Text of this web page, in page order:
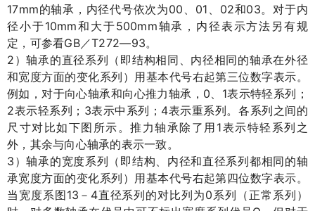
17mm的轴承，内径代号依次为00 01 02和03。对于内
径小于10mm和大于500mm轴承，内径表示方法另有规
定，可参看GB／T272—93。
2 ）轴承的直径系列（即结构相同、内径相同的轴承在外径
和宽度方面的变化系列）用基本代号右起第三位数字表示。
例如，对于向心轴承和向心推力轴承， 0 1表示特轻系列；
2表示轻系列； 3表示中系列； 4表示重系列。各系列之间的
尺寸对比如下图所示。推力轴承除了用 1表示特轻系列之
外，其余与向心轴承的表示一致。
3 ）轴承的宽度系列（即结构、内径和直径系列都相同的轴
承宽度方面的变化系列）用基本代号右起第四位数字表示。
当宽度系图 13 － 4直径系列的对比列为0系列（正常系列）